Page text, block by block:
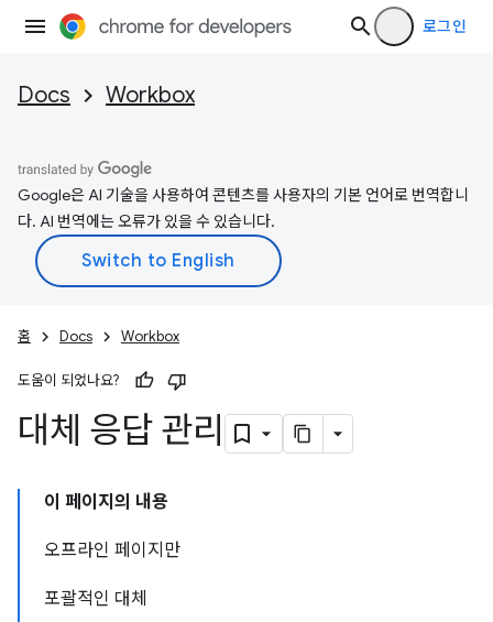
로그인
Docs Workbox
Google은 AI 기술을 사용하여 콘텐츠를 사용자의 기본 언어로 번역합니
다. AI 번역에는 오류가 있을 수 있습니다.
홈 Docs Workbox
도움이 되었나요?
대체 응답 관리
이 페이지의 내용
오프라인 페이지만
포괄적인 대체